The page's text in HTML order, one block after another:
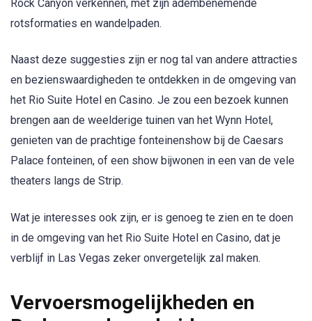
Rock Canyon verkennen, met zijn adembenemende
rotsformaties en wandelpaden.
Naast deze suggesties zijn er nog tal van andere attracties
en bezienswaardigheden te ontdekken in de omgeving van
het Rio Suite Hotel en Casino. Je zou een bezoek kunnen
brengen aan de weelderige tuinen van het Wynn Hotel,
genieten van de prachtige fonteinenshow bij de Caesars
Palace fonteinen, of een show bijwonen in een van de vele
theaters langs de Strip.
Wat je interesses ook zijn, er is genoeg te zien en te doen
in de omgeving van het Rio Suite Hotel en Casino, dat je
verblijf in Las Vegas zeker onvergetelijk zal maken.
Vervoersmogelijkheden en